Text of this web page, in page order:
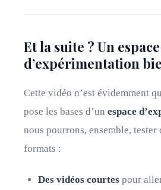
Et la suite ? Un espace
d’expérimentation
Cette vidéo n’est évidemment
pose les bases d’un espace
nous pourrons, ensemble, tester
formats :
Des vidéos courtes pour